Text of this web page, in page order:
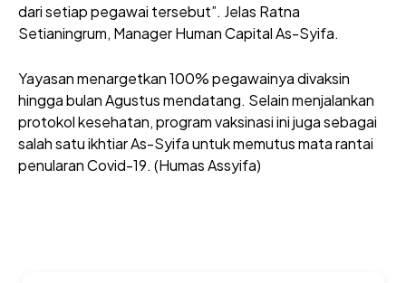
dari setiap pegawai tersebut”. Jelas Ratna
Setianingrum, Manager Human Capital As-Syifa.
Yayasan menargetkan 100% pegawainya divaksin
hingga bulan Agustus mendatang. Selain menjalankan
protokol kesehatan, program vaksinasi ini juga sebagai
salah satu ikhtiar As-Syifa untuk memutus mata rantai
penularan Covid-19. (Humas Assyifa)